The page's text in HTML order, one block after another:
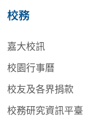
校務
嘉大校訊
校園行事曆
校友及各界捐款
校務研究資訊平臺